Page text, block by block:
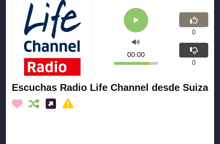
Escuchas Radio Life Channel desde Suiza
00:00
0
0